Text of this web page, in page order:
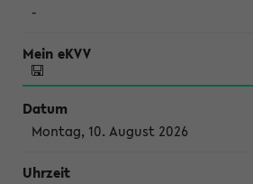
-
Montag, 10. August 2026